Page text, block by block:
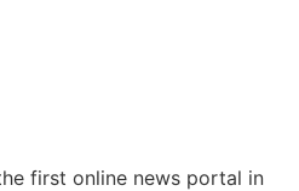
first online news portal in